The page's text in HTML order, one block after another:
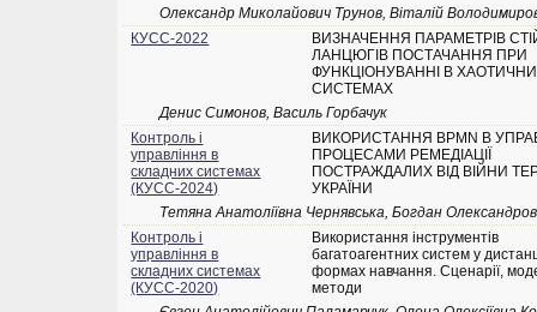
Олександр Миколайович Трунов, Віталій
КУСС-2022
ВИЗНАЧЕННЯ ПАРАМЕТРІВ
ЛАНЦЮГІВ ПОСТАЧАННЯ ПРИ
ФУНКЦІОНУВАННІ В
СИСТЕМАХ
Денис Симонов, Василь Горбачук
Контроль і
управління в
складних системах
(КУСС-2024)
ВИКОРИСТАННЯ BPMN В
ПРОЦЕСАМИ РЕМЕДІАЦІЇ
ПОСТРАЖДАЛИХ ВІД ВІЙНИ
УКРАЇНИ
Тетяна Анатоліївна Чернявська, Богдан
Контроль і
управління в
складних системах
(КУСС-2020)
Використання інструментів
багатоагентних систем у
формах навчання. Сценарії,
методи